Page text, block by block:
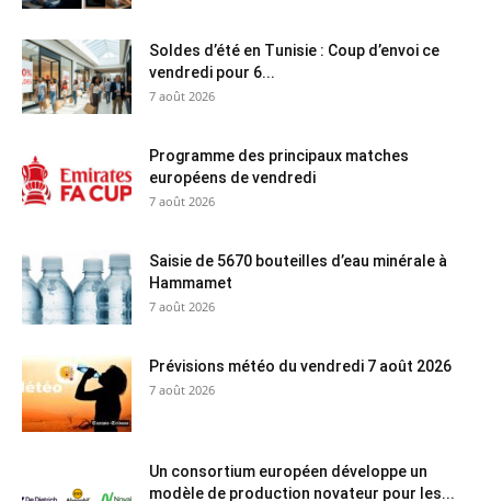
Soldes d’été en Tunisie : Coup d’envoi ce
vendredi pour 6...
7 août 2026
Programme des principaux matches
européens de vendredi
7 août 2026
Saisie de 5670 bouteilles d’eau minérale à
Hammamet
7 août 2026
Prévisions météo du vendredi 7 août 2026
7 août 2026
Un consortium européen développe un
modèle de production novateur pour les...